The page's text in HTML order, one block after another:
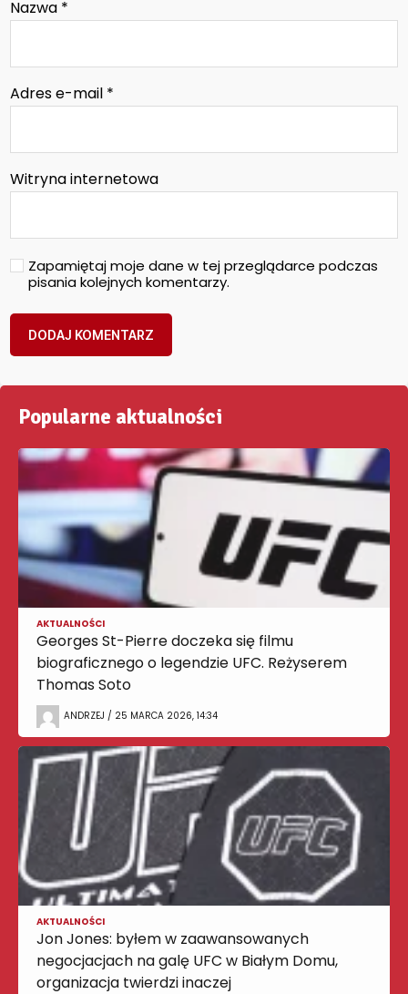
Nazwa *
Adres e-mail *
Witryna internetowa
Zapamiętaj moje dane w tej przeglądarce podczas
pisania kolejnych komentarzy.
Popularne aktualności
AKTUALNOŚCI
Georges St-Pierre doczeka się filmu
biograficznego o legendzie UFC. Reżyserem
Thomas Soto
ANDRZEJ / 25 MARCA 2026, 14:34
AKTUALNOŚCI
Jon Jones: byłem w zaawansowanych
negocjacjach na galę UFC w Białym Domu,
organizacja twierdzi inaczej